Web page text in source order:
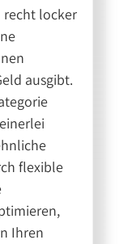
recht locker
ausgibt.
flexible
Ihren